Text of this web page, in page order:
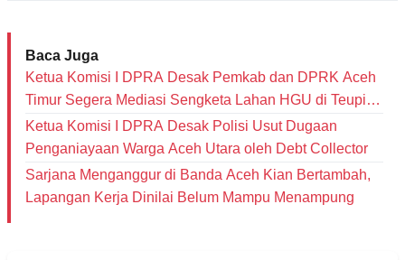
Baca Juga
Ketua Komisi I DPRA Desak Pemkab dan DPRK Aceh
Timur Segera Mediasi Sengketa Lahan HGU di Teupin
Raya
Ketua Komisi I DPRA Desak Polisi Usut Dugaan
Penganiayaan Warga Aceh Utara oleh Debt Collector
‎Sarjana Menganggur di Banda Aceh Kian Bertambah,
Lapangan Kerja Dinilai Belum Mampu Menampung